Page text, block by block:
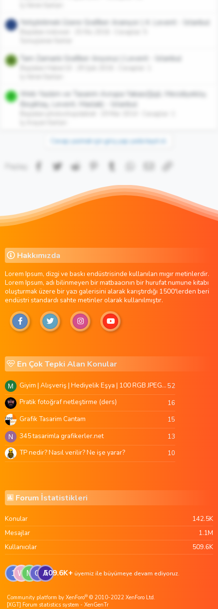
Yetiştirilmek Üzere Grafiker Aranıyor | 4. Levent - İstanbul
H Tam Zamanlı Grafiker Arıyoruz | Levent - İstanbul
P
Web Yazılım ve Tasarım Avrupa Yakası(Şişli, Mecidiyeköy,
Beşiktaş, Levent, Maslak) - İstanbul
Cevap yazmak için giriş yap yada kayıt ol.
Facebook
Twitter WhatsAppE-posta
Hakkımızda
Lorem Ipsum, dizgi ve baskı endüstrisinde kullanılan mıgır metinlerdir.
Lorem Ipsum, adı bilinmeyen bir matbaacının bir hurufat numune kitabı
oluşturmak üzere bir yazı galerisini alarak karıştırdığı 1500'lerden beri
endüstri standardı sahte metinler olarak kullanılmıştır.
En Çok Tepki Alan Konular
M Giyim | Alışveriş | Hediyelik Eşya | 100 RGB JPEG Images | 5920x4420 Pixels | 501 MB52
Pratik fotoğraf netleştirme (ders) 16
Grafik Tasarim Cantam 15
N 345 tasarimla grafikerler.net 13
TP nedir? Nasıl verilir? Ne işe yarar? 10
Forum İstatistikleri
Konular
142.5K
Mesajlar
1.1M
Kullanıcılar
509.6K
1 W M G A
509.6K+ üyemiz ile büyümeye devam ediyoruz.
Community platform by XenForo® © 2010-2022 XenForo Ltd.
[XGT] Forum statistics system - XenGenTr